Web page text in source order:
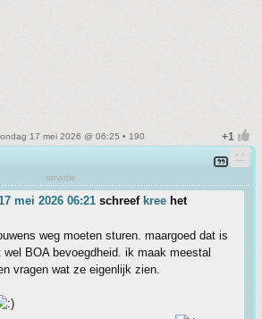
17 mei 2026 @ 06:25 • 190
smartie
mei 2026 06:21 schreef kree het
weg moeten sturen. maargoed dat is
BOA bevoegdheid. ik maak meestal
vragen wat ze eigenlijk zien.